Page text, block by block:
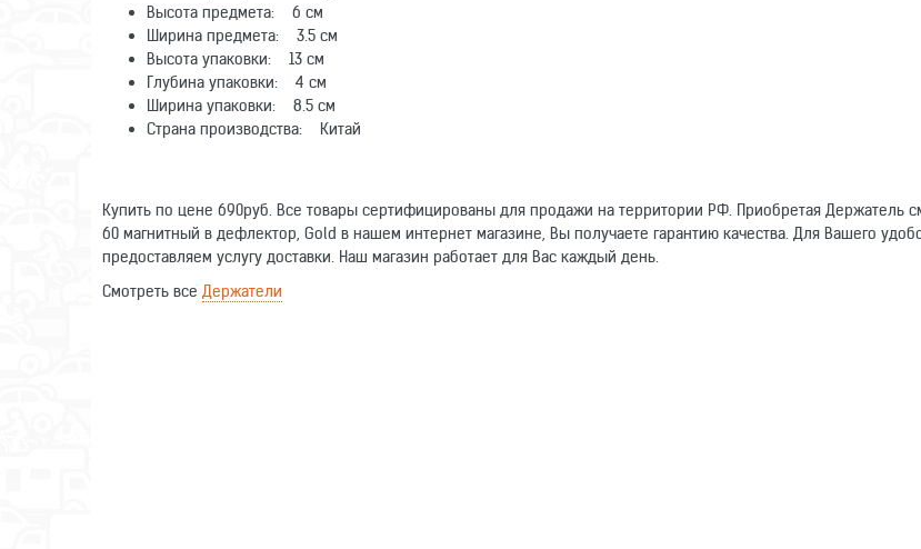
Высота предмета: 6 см
Ширина предмета: 3.5 см
Высота упаковки: 13 см
Глубина упаковки: 4 см
Ширина упаковки: 8.5 см
Страна производства: Китай
Купить по цене 690руб. Все товары сертифицированы для продажи на территории РФ. Приобретая Держатель
60 магнитный в дефлектор, Gold в нашем интернет магазине, Вы получаете гарантию качества. Для Вашего
предоставляем услугу доставки. Наш магазин работает для Вас каждый день.
Смотреть все Держатели